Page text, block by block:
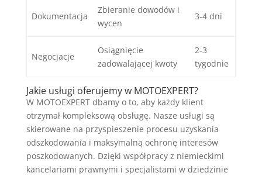
Dokumentacja
Zbieranie dowodów i
wycen
3-4 dni
Negocjacje
Osiągnięcie
zadowalającej kwoty
2-3
tygodnie
Jakie usługi oferujemy w MOTOEXPERT?
W MOTOEXPERT dbamy o to, aby każdy klient
otrzymał kompleksową obsługę. Nasze usługi są
skierowane na przyspieszenie procesu uzyskania
odszkodowania i maksymalną ochronę interesów
poszkodowanych. Dzięki współpracy z niemieckimi
kancelariami prawnymi i specjalistami w dziedzinie